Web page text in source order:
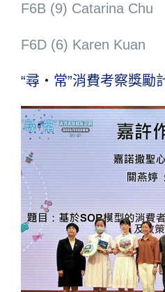
F6B (9) Catarina Chu
F6D (6) Karen Kuan
“尋・常”消費考察獎勵